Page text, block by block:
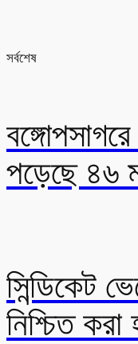
সর্বশেষ
পড়েছে ৪৬
সিন্ডিকেট
নিশ্চিত